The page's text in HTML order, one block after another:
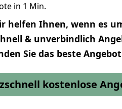
in 1 Min.
helfen Ihnen, wenn es
& unverbindlich
Sie das beste
kostenlose